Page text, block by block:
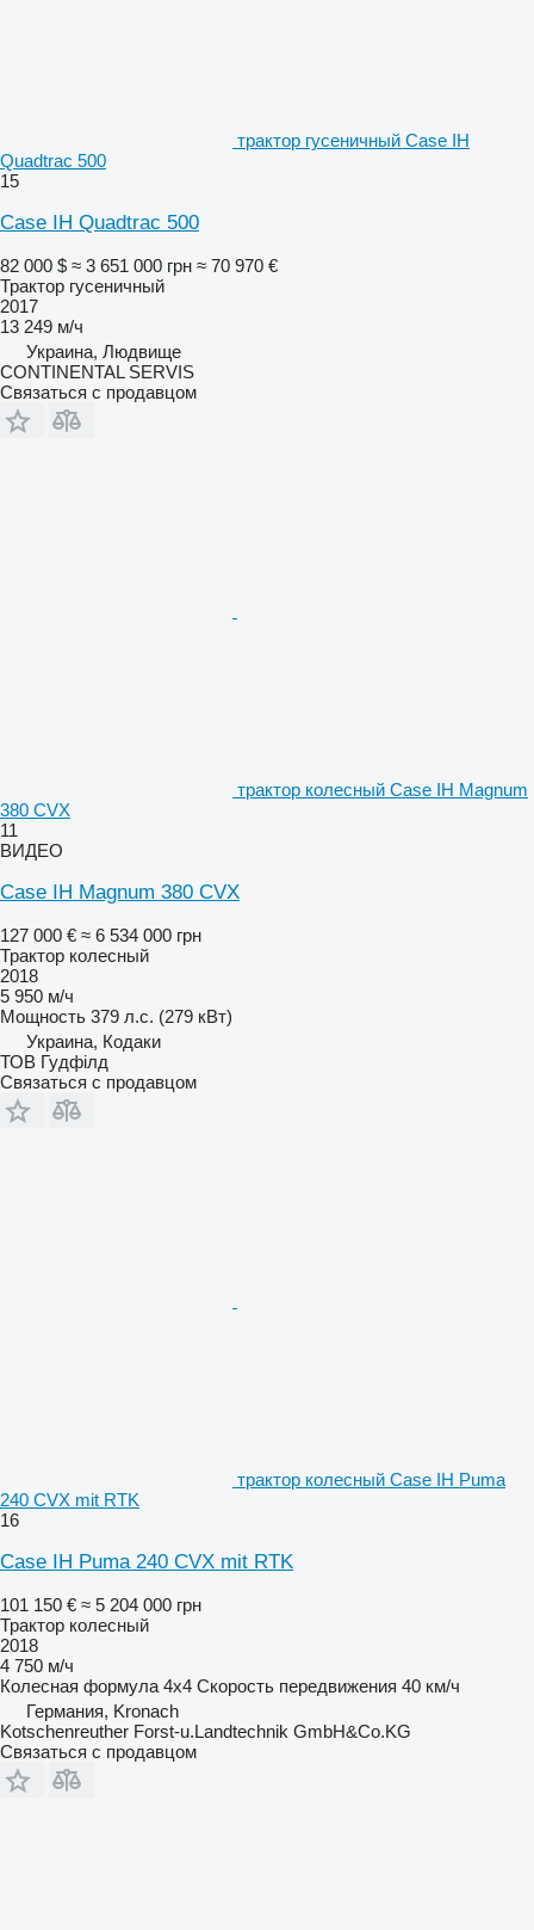
трактор гусеничный Case IH
Quadtrac 500
15
Case IH Quadtrac 500
82 000 $ ≈ 3 651 000 грн ≈ 70 970 €
Трактор гусеничный
2017
13 249 м/ч
Украина, Людвище
CONTINENTAL SERVIS
Связаться с продавцом
трактор колесный Case IH Magnum
380 CVX
11
ВИДЕО
Case IH Magnum 380 CVX
127 000 € ≈ 6 534 000 грн
Трактор колесный
2018
5 950 м/ч
Мощность 379 л.с. (279 кВт)
Украина, Кодаки
ТОВ Гудфілд
Связаться с продавцом
трактор колесный Case IH Puma
240 CVX mit RTK
16
Case IH Puma 240 CVX mit RTK
101 150 € ≈ 5 204 000 грн
Трактор колесный
2018
4 750 м/ч
Колесная формула 4x4 Скорость передвижения 40 км/ч
Германия, Kronach
Kotschenreuther Forst-u.Landtechnik GmbH&Co.KG
Связаться с продавцом